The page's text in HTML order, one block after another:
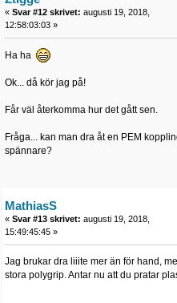
« Svar #12 skrivet: augusti 19, 2018,
12:58:03:03 »
Ha ha
Ok... då kör jag på!
Får väl återkomma hur det gått sen.
Fråga... kan man dra åt en PEM
spännare?
MathiasS
« Svar #13 skrivet: augusti 19, 2018,
15:49:45:45 »
Jag brukar dra liiite mer än för hand,
stora polygrip. Antar nu att du pratar